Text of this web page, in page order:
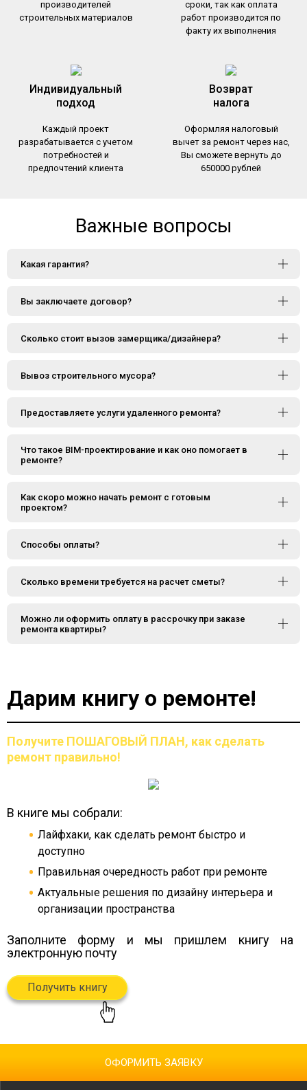
производителей
строительных материалов
сроки, так как оплата
работ производится по
факту их выполнения
Индивидуальный
подход
Каждый проект
разрабатывается с учетом
потребностей и
предпочтений клиента
Возврат
налога
Оформляя налоговый
вычет за ремонт через нас,
Вы сможете вернуть до
650000 рублей
Важные вопросы
Какая гарантия?
Вы заключаете договор?
Сколько стоит вызов замерщика/дизайнера?
Вывоз строительного мусора?
Предоставляете услуги удаленного ремонта?
Что такое BIM-проектирование и как оно помогает в
ремонте?
Как скоро можно начать ремонт с готовым
проектом?
Способы оплаты?
Сколько времени требуется на расчет сметы?
Можно ли оформить оплату в рассрочку при заказе
ремонта квартиры?
Дарим книгу о ремонте!
Получите ПОШАГОВЫЙ ПЛАН, как сделать
ремонт правильно!
В книге мы собрали:
Лайфхаки, как сделать ремонт быстро и
доступно
Правильная очередность работ при ремонте
Актуальные решения по дизайну интерьера и
организации пространства
Заполните форму и мы пришлем книгу на
электронную почту
Получить книгу
ОФОРМИТЬ ЗАЯВКУ